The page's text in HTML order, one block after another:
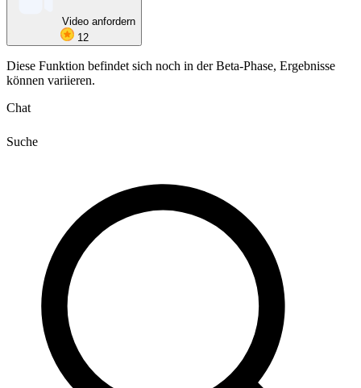
Video anfordern
12
Diese Funktion befindet sich noch in der Beta-Phase, Ergebnisse
können variieren.
Chat
Suche